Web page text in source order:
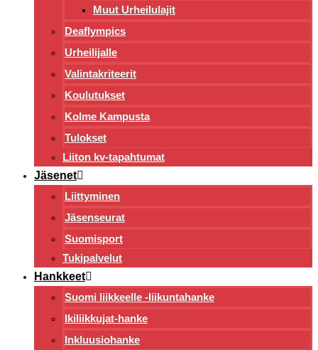
Muut Urheilulajit
Deaflympics
Urheilijalle
Valintakriteerit
Koulutukset
Kolme Kampusta
Tulokset
Liiton kv-tapahtumat
Jäsenet
Liittyminen
Jäsenseurat
Suomisport
Tukipalvelut
Hankkeet
Suomi liikkeelle -liikuntahanke
Ikiliikkujat-hanke
Inkluusiohanke